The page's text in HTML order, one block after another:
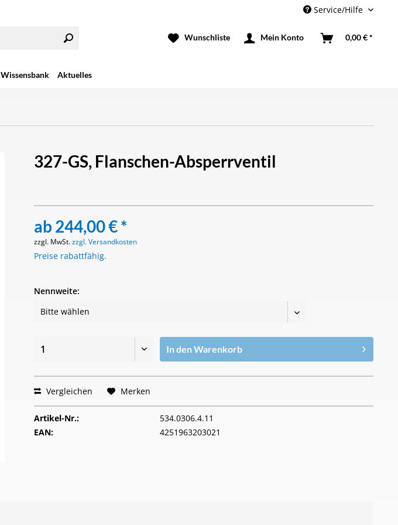
Service/Hilfe
Mein Konto 0,00 € *
Wissensbank Aktuelles
327-GS, Flanschen-Absperrventil
ab 244,00 € *
zzgl. MwSt.zzgl. Versandkosten
Preise rabattfähig.
Nennweite:
In denWarenkorb
Vergleichen Merken
Artikel-Nr.:
534.0306.4.11
EAN:
4251963203021